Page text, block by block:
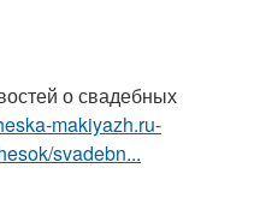
о свадебных
makiyazh.ru-
svadebn...